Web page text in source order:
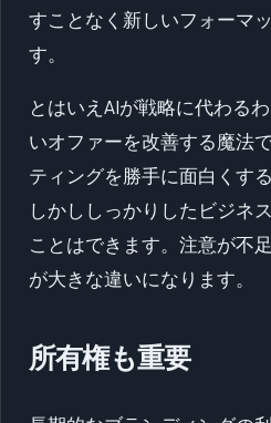
すことなく新しいフォーマ
す。
とはいえAIが戦略に代わる
いオファーを改善する魔法
ティングを勝手に面白くす
しかししっかりしたビジネ
ことはできます。注意が不
が大きな違いになります。
所有権も重要